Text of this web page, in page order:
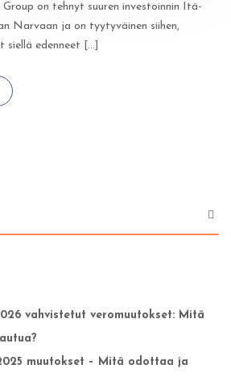
on tehnyt suuren investoinnin Itä-
Narvaan ja on tyytyväinen siihen,
edenneet [...]
vahvistetut veromuutokset: Mitä
muutokset – Mitä odottaa ja